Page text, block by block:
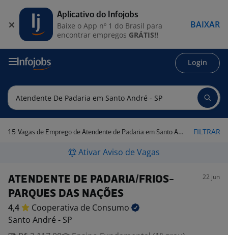
Login
15 Vagas de Emprego de Atendente de Padaria em Santo André - SP FILTRAR
Ativar Aviso de Vagas
ATENDENTE DE PADARIA/FRIOS-
PARQUES DAS NAÇÕES
22 jun
4,4 Cooperativa de Consumo
Santo André - SP
Aplicativo do Infojobs
Baixe o App nº 1 do Brasil para
encontrar empregos GRÁTIS!!
BAIXAR